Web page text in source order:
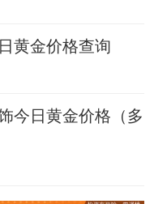
黄金价格查询
今日黄金价格（多